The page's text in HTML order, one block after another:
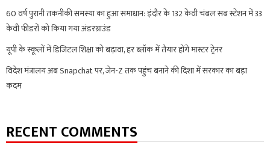
60 वर्ष पुरानी तकनीकी समस्या का हुआ समाधान: इंदौर के 132 केवी चंबल सब स्टेशन में 33
केवी फीडरों को किया गया अंडरग्राउंड
यूपी के स्कूलों में डिजिटल शिक्षा को बढ़ावा, हर ब्लॉक में तैयार होंगे मास्टर ट्रेनर
विदेश मंत्रालय अब Snapchat पर, जेन-Z तक पहुंच बनाने की दिशा में सरकार का बड़ा
कदम
RECENT COMMENTS